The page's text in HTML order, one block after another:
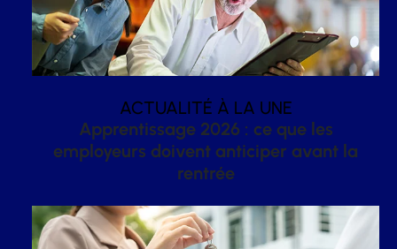
ACTUALITÉ À LA UNE
Apprentissage 2026 : ce que les
employeurs doivent anticiper avant la
rentrée